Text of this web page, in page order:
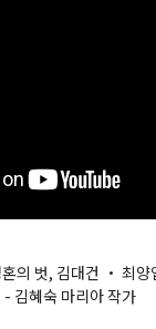
의 벗, 김대건 ・ 최양
김혜숙 마리아 작가